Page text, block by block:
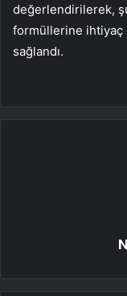
değerlendirilerek,
formüllerine ihtiyaç
sağlandı.